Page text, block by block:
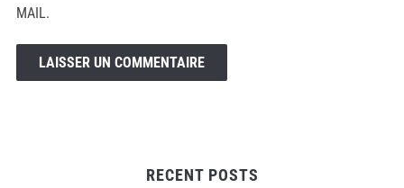
MAIL.
RECENT POSTS